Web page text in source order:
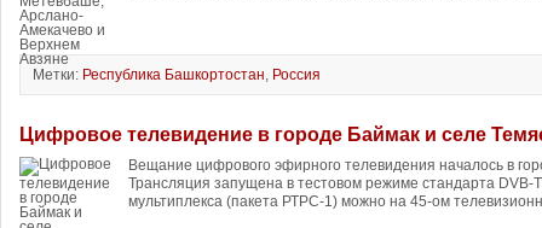
Метки: Республика Башкортостан, Россия
Цифровое телевидение в городе Баймак и селе
Вещание цифрового эфирного телевидения началось в
Трансляция запущена в тестовом режиме стандарта DVB-
мультиплекса (пакета РТРС-1) можно на 45-ом